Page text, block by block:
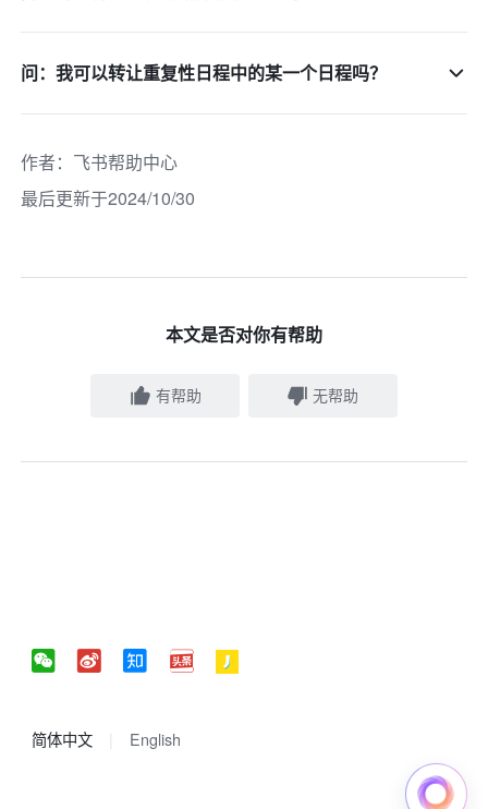
问：我可以转让重复性日程中的某一个日程吗？
作者： 飞书帮助中心
最后更新于2024/10/30
本文是否对你有帮助
有帮助 无帮助
简体中文 English